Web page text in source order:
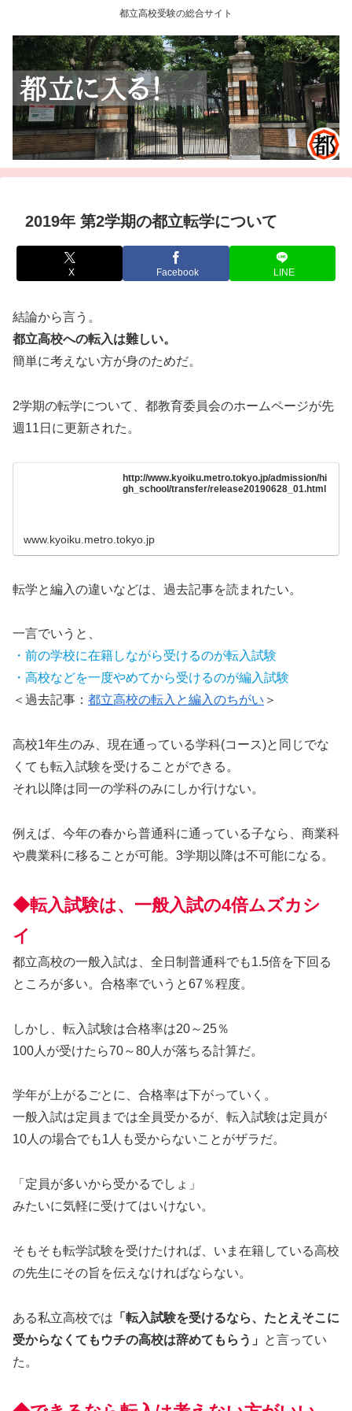
都立高校受験の総合サイト
2019年 第2学期の都立転学について
X Facebook LINE
結論から言う。
都立高校への転入は難しい。
簡単に考えない方が身のためだ。
2学期の転学について、都教育委員会のホームページが先
週11日に更新された。
http://www.kyoiku.metro.tokyo.jp/admission/hi
gh_school/transfer/release20190628_01.html
www.kyoiku.metro.tokyo.jp
転学と編入の違いなどは、過去記事を読まれたい。
一言でいうと、
・前の学校に在籍しながら受けるのが転入試験
・高校などを一度やめてから受けるのが編入試験
＜過去記事： 都立高校の転入と編入のちがい ＞
高校1年生のみ、現在通っている学科(コース)と同じでな
くても転入試験を受けることができる。
それ以降は同一の学科のみにしか行けない。
例えば、今年の春から普通科に通っている子なら、商業科
や農業科に移ることが可能。3学期以降は不可能になる。
◆転入試験は、一般入試の4倍ムズカシ
イ
都立高校の一般入試は、全日制普通科でも1.5倍を下回る
ところが多い。合格率でいうと67％程度。
しかし、転入試験は合格率は20～25％
100人が受けたら70～80人が落ちる計算だ。
学年が上がるごとに、合格率は下がっていく。
一般入試は定員までは全員受かるが、転入試験は定員が
10人の場合でも1人も受からないことがザラだ。
「定員が多いから受かるでしょ」
みたいに気軽に受けてはいけない。
そもそも転学試験を受けたければ、いま在籍している高校
の先生にその旨を伝えなければならない。
ある私立高校では 「転入試験を受けるなら、たとえそこに
受からなくてもウチの高校は辞めてもらう」
と言ってい
た。